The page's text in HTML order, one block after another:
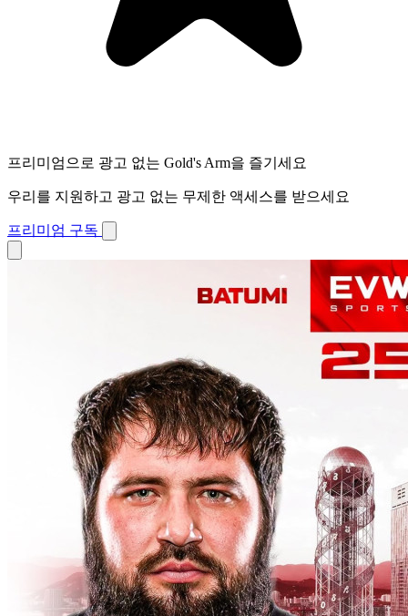
프리미엄으로 광고 없는 Gold's Arm을 즐기세요
우리를 지원하고 광고 없는 무제한 액세스를 받으세요
프리미엄 구독